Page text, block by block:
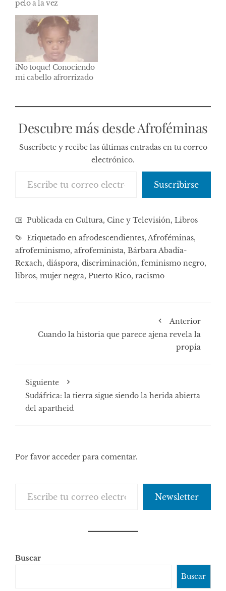
pelo a la vez
¡No toque! Conociendo
mi cabello afrorrizado
Descubre más desde Afroféminas
Suscríbete y recibe las últimas entradas en tu correo
electrónico.
Suscribirse
Publicada en Cultura, Cine y Televisión, Libros
Etiquetado en afrodescendientes, Afroféminas,
afrofeminismo, afrofeminista, Bárbara Abadía-
Rexach, diáspora, discriminación, feminismo negro,
libros, mujer negra, Puerto Rico, racismo
Anterior
Cuando la historia que parece ajena revela la
propia
Siguiente
Sudáfrica: la tierra sigue siendo la herida abierta
del apartheid
Por favor acceder para comentar.
Newsletter
Buscar
Buscar